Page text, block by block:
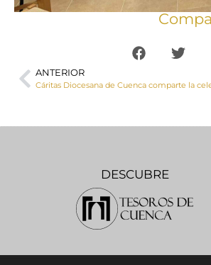
ANTERIOR
DESCUBRE